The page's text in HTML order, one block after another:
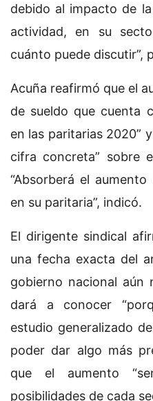
debido al impacto de
actividad, en su
cuánto puede discutir”,
Acuña reafirmó que el
de sueldo que cuenta
en las paritarias 2020”
cifra concreta” sobre
“Absorberá el
en su paritaria”, indicó.
El dirigente sindical
una fecha exacta del
gobierno nacional aún
dará a conocer
estudio generalizado
poder dar algo más
que el aumento
posibilidades de cada